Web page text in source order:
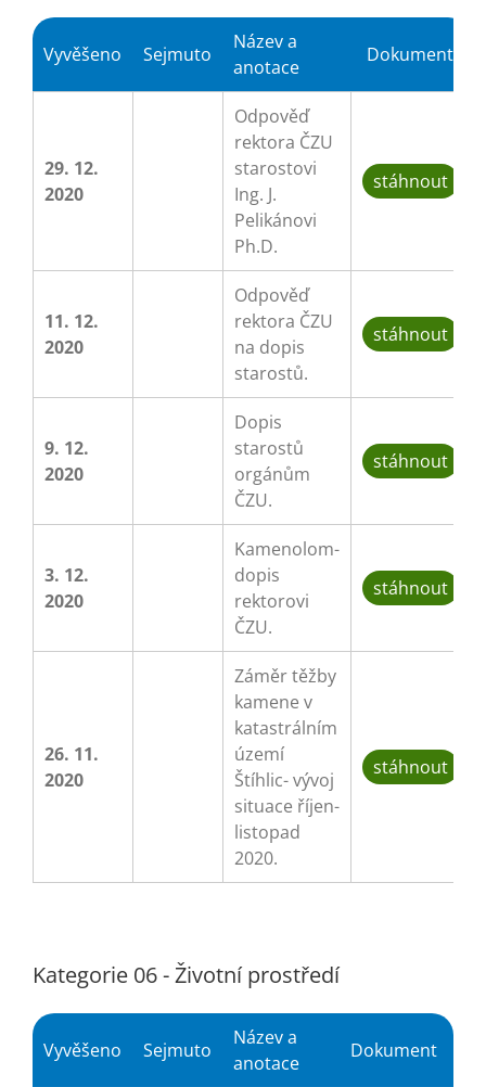
Vyvěšeno Sejmuto
Název a
anotace
Dokument
29. 12.
2020
Odpověď
rektora ČZU
starostovi
Ing. J.
Pelikánovi
Ph.D.
stáhnout
11. 12.
2020
Odpověď
rektora ČZU
na dopis
starostů.
stáhnout
9. 12.
2020
Dopis
starostů
orgánům
ČZU.
stáhnout
3. 12.
2020
Kamenolom-
dopis
rektorovi
ČZU.
stáhnout
26. 11.
2020
Záměr těžby
kamene v
katastrálním
území
Štíhlic- vývoj
situace říjen-
listopad
2020.
stáhnout
Kategorie 06 - Životní prostředí
Vyvěšeno Sejmuto
Název a
anotace
Dokument